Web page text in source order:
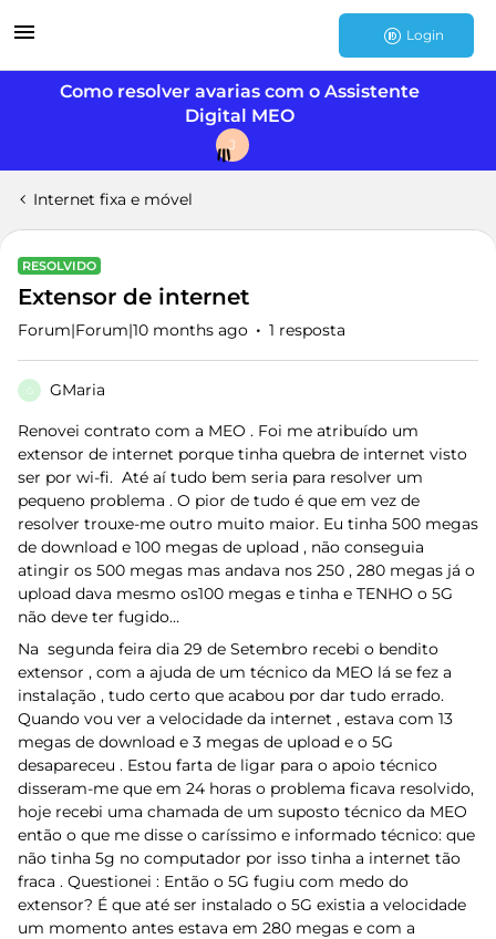
Login
Como resolver avarias com o Assistente
Digital MEO
J
Internet fixa e móvel
RESOLVIDO
Extensor de internet
Forum|Forum|10 months ago 1 resposta
G GMaria
Renovei contrato com a MEO . Foi me atribuído um
extensor de internet porque tinha quebra de internet visto
ser por wi-fi. Até aí tudo bem seria para resolver um
pequeno problema . O pior de tudo é que em vez de
resolver trouxe-me outro muito maior. Eu tinha 500 megas
de download e 100 megas de upload , não conseguia
atingir os 500 megas mas andava nos 250 , 280 megas já o
upload dava mesmo os100 megas e tinha e TENHO o 5G
não deve ter fugido…
Na segunda feira dia 29 de Setembro recebi o bendito
extensor , com a ajuda de um técnico da MEO lá se fez a
instalação , tudo certo que acabou por dar tudo errado.
Quando vou ver a velocidade da internet , estava com 13
megas de download e 3 megas de upload e o 5G
desapareceu . Estou farta de ligar para o apoio técnico
disseram-me que em 24 horas o problema ficava resolvido,
hoje recebi uma chamada de um suposto técnico da MEO
então o que me disse o caríssimo e informado técnico: que
não tinha 5g no computador por isso tinha a internet tão
fraca . Questionei : Então o 5G fugiu com medo do
extensor? É que até ser instalado o 5G existia a velocidade
um momento antes estava em 280 megas e com a